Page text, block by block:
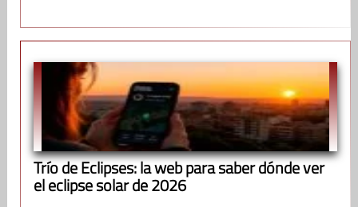
Trío de Eclipses: la web para saber dónde ver
el eclipse solar de 2026